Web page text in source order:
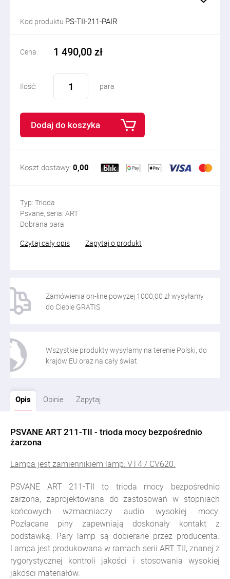
Kod produktu PS-TII-211-PAIR
Cena: 1 490,00 zł
Ilość: para
Dodaj do koszyka
Koszt dostawy: 0,00
Typ: Trioda
Psvane, seria: ART
Dobrana para
Czytaj cały opis
Zapytaj o produkt
Zamówienia on-line powyżej 1000,00 zł wysyłamy
do Ciebie GRATIS
Wszystkie produkty wysyłamy na terenie Polski, do
krajów EU oraz na cały świat
Opis Opinie Zapytaj
PSVANE ART 211-TII - trioda mocy bezpośrednio
żarzona
Lampa jest zamiennikiem lamp: VT4 / CV620.
PSVANE ART 211-TII to trioda mocy bezpośrednio
żarzona, zaprojektowana do zastosowań w stopniach
końcowych wzmacniaczy audio wysokiej mocy.
Pozłacane piny zapewniają doskonały kontakt z
podstawką. Pary lamp są dobierane przez producenta.
Lampa jest produkowana w ramach serii ART TII, znanej z
rygorystycznej kontroli jakości i stosowania wysokiej
jakości materiałów.